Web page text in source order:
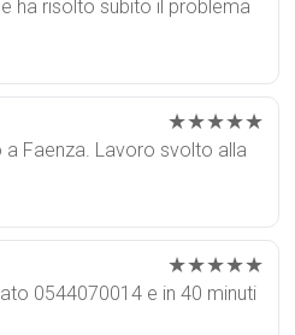
ha risolto subito il problema
★★★★★
Faenza. Lavoro svolto alla
★★★★★
0544070014 e in 40 minuti